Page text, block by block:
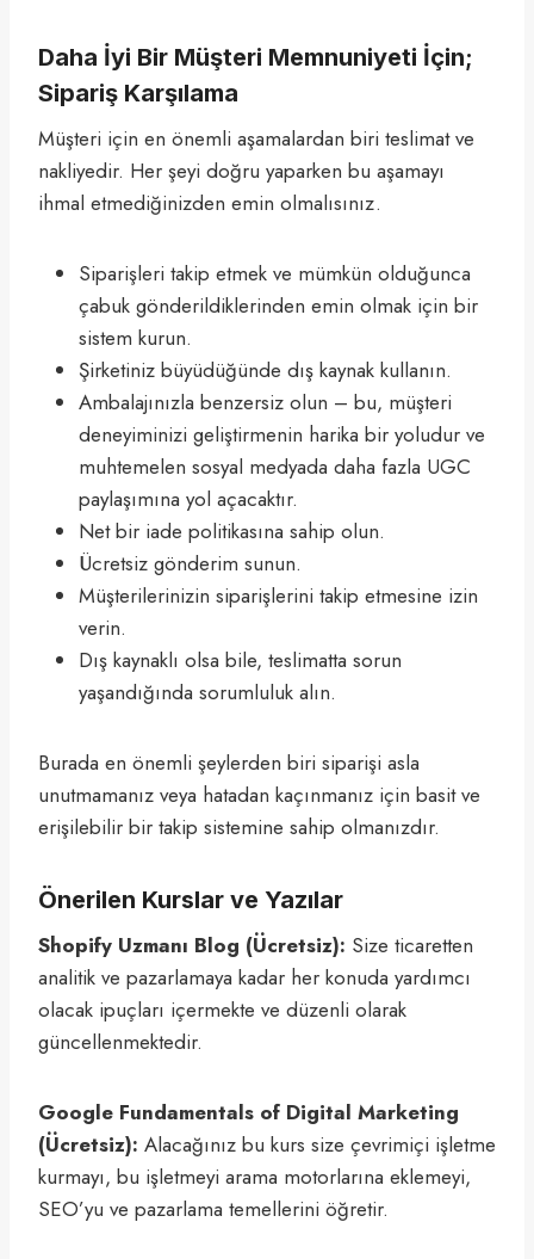
Daha İyi Bir Müşteri Memnuniyeti İçin;
Sipariş Karşılama
Müşteri için en önemli aşamalardan biri teslimat ve
nakliyedir. Her şeyi doğru yaparken bu aşamayı
ihmal etmediğinizden emin olmalısınız.
Siparişleri takip etmek ve mümkün olduğunca
çabuk gönderildiklerinden emin olmak için bir
sistem kurun.
Şirketiniz büyüdüğünde dış kaynak kullanın.
Ambalajınızla benzersiz olun – bu, müşteri
deneyiminizi geliştirmenin harika bir yoludur ve
muhtemelen sosyal medyada daha fazla UGC
paylaşımına yol açacaktır.
Net bir iade politikasına sahip olun.
Ücretsiz gönderim sunun.
Müşterilerinizin siparişlerini takip etmesine izin
verin.
Dış kaynaklı olsa bile, teslimatta sorun
yaşandığında sorumluluk alın.
Burada en önemli şeylerden biri siparişi asla
unutmamanız veya hatadan kaçınmanız için basit ve
erişilebilir bir takip sistemine sahip olmanızdır.
Önerilen Kurslar ve Yazılar
Shopify Uzmanı Blog (Ücretsiz): Size ticaretten
analitik ve pazarlamaya kadar her konuda yardımcı
olacak ipuçları içermekte ve düzenli olarak
güncellenmektedir.
Google Fundamentals of Digital Marketing
(Ücretsiz): Alacağınız bu kurs size çevrimiçi işletme
kurmayı, bu işletmeyi arama motorlarına eklemeyi,
SEO’yu ve pazarlama temellerini öğretir.